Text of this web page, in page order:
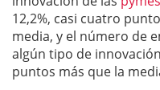
12,2%, casi cuatro
media, y el número de
algún tipo de
puntos más que la